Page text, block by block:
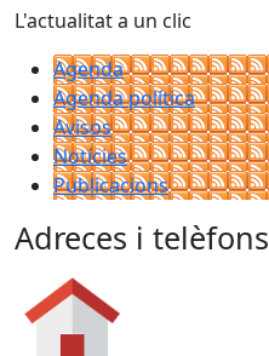
L'actualitat a un clic
Agenda
Agenda política
Avisos
Notícies
Publicacions
Adreces i telèfons